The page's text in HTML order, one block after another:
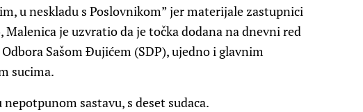
u neskladu s Poslovnikom” jer materijale zastupnici
je uzvratio da je točka dodana na dnevni red
Sašom Đujićem (SDP), ujedno i glavnim
sucima.
sastavu, s deset sudaca.